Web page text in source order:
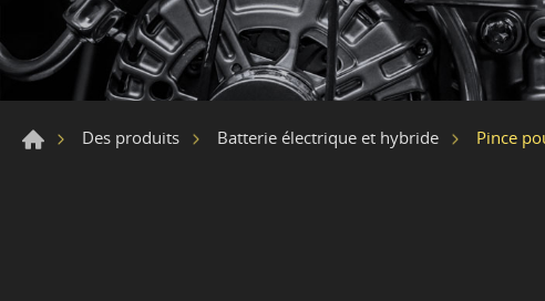
Des produits Batterie électrique et hybride Pince